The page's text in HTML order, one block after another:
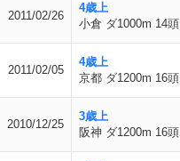
2011/02/26
4歳上
小倉 ダ1000m 14頭
2011/02/05
4歳上
京都 ダ1200m 16頭
2010/12/25
3歳上
阪神 ダ1200m 16頭